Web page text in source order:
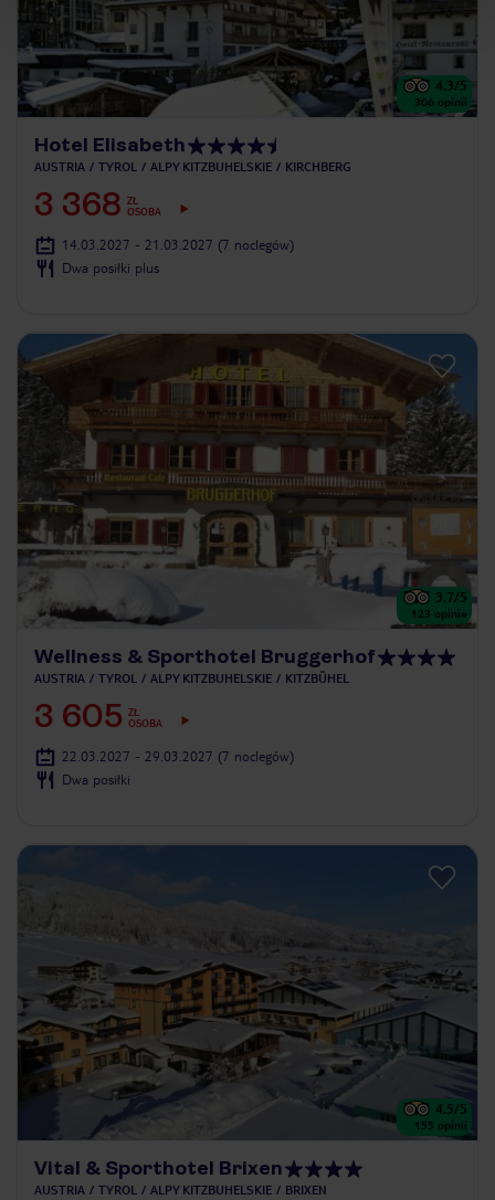
4.3/5
306 opinii
Hotel Elisabeth
AUSTRIA TYROL ALPY KITZBUHELSKIE KIRCHBERG
3 368 ZŁ
OSOBA
14.03.2027 - 21.03.2027 (7 noclegów)
Dwa posiłki plus
3.7/5
123 opinie
Wellness & Sporthotel Bruggerhof
AUSTRIA TYROL ALPY KITZBUHELSKIE KITZBÜHEL
3 605 ZŁ
OSOBA
22.03.2027 - 29.03.2027 (7 noclegów)
Dwa posiłki
4.5/5
155 opinii
Vital & Sporthotel Brixen
AUSTRIA TYROL ALPY KITZBUHELSKIE BRIXEN